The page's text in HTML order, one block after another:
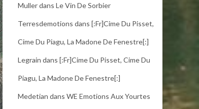
Mullerdans Le Vin De Sorbier
Terresdemotions dans [:fr]Cime Du Pisset,
Cime Du Piagu, La Madone De Fenestre[:]
Legrain dans [:fr]Cime Du Pisset, Cime Du
Piagu, La Madone De Fenestre[:]
Medetian dans WE Emotions Aux Yourtes